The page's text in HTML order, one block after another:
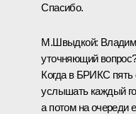
Спасибо.
М.Швыдкой:
уточняющий
Когда в БРИКС пять
услышать каждый
а потом на очереди